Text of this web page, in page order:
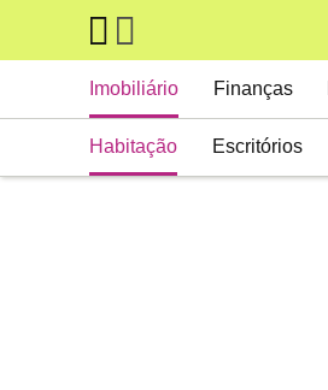
Skip to main content
Main navigation
Imobiliário
Habitação Escritórios
Finanças